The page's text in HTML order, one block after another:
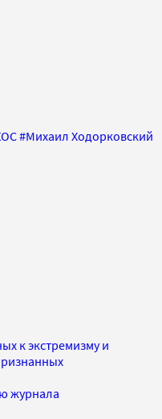
#Михаил Ходорковский
к экстремизму и
журнала